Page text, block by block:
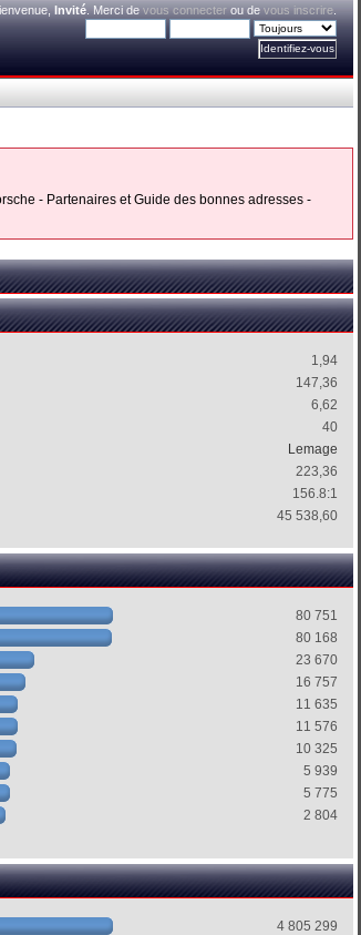
Invité . Merci devous connecter ou devous inscrire
- Partenaires et Guide des bonnes adresses -
1,94
147,36
6,62
40
Lemage
223,36
156.8:1
45 538,60
80 751
80 168
23 670
16 757
11 635
11 576
10 325
5 939
5 775
2 804
4 805 299